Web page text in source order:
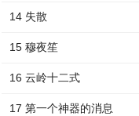
14 失散
15 穆夜笙
16 云岭十二式
17 第一个神器的消息